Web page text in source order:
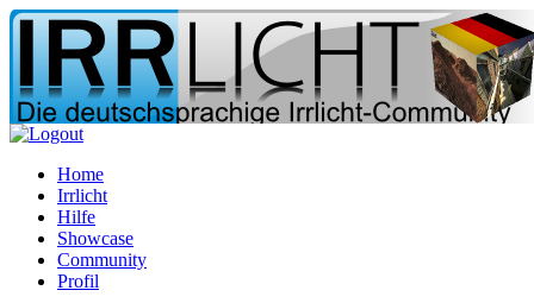
Home
Irrlicht
Hilfe
Showcase
Community
Profil